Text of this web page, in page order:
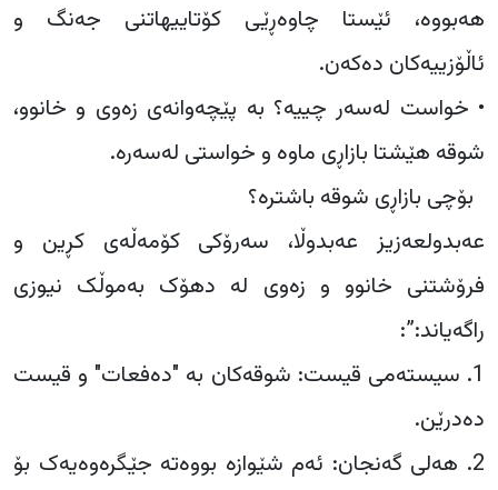
هەبووە، ئێستا چاوەڕێی کۆتاییهاتنی جەنگ و
ئاڵۆزییەکان دەکەن.
• خواست لەسەر چییە؟ بە پێچەوانەی زەوی و خانوو،
شوقە هێشتا بازاڕی ماوە و خواستی لەسەرە.
بۆچی بازاڕی شوقە باشترە؟
عەبدولعەزیز عەبدوڵا، سەرۆکی کۆمەڵەی کڕین و
فرۆشتنی خانوو و زەوی لە دهۆک بەموڵک نیوزی
راگەیاند:”:
1. سیستەمی قیست: شوقەکان بە "دەفعات" و قیست
دەدرێن.
2. هەلی گەنجان: ئەم شێوازە بووەتە جێگرەوەیەک بۆ